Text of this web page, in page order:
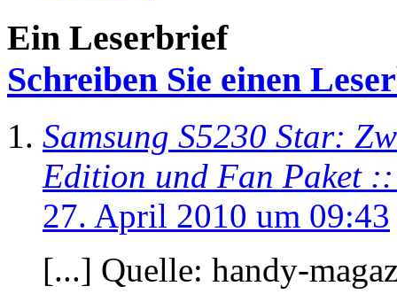
Ein Leserbrief
Schreiben Sie einen
Samsung S5230 Star:
Edition und Fan Paket
27. April 2010 um 09:43
[...] Quelle: handy-